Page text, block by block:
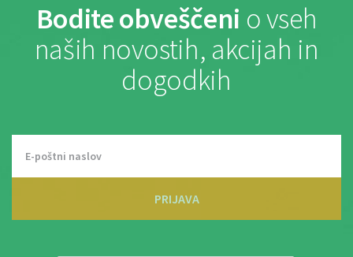
Bodite obveščeni o vseh
naših novostih, akcijah in
dogodkih
PRIJAVA